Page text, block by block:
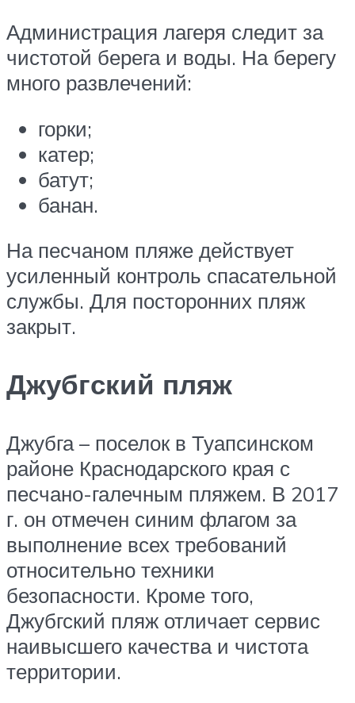
Администрация лагеря следит за
чистотой берега и воды. На берегу
много развлечений:
горки;
катер;
батут;
банан.
На песчаном пляже действует
усиленный контроль спасательной
службы. Для посторонних пляж
закрыт.
Джубгский пляж
Джубга – поселок в Туапсинском
районе Краснодарского края с
песчано-галечным пляжем. В 2017
г. он отмечен синим флагом за
выполнение всех требований
относительно техники
безопасности. Кроме того,
Джубгский пляж отличает сервис
наивысшего качества и чистота
территории.